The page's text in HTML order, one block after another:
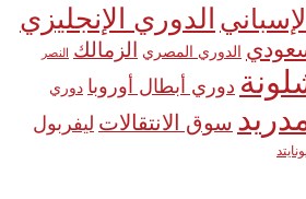
الدوري الإنجليزي
الدوري المصري الزمالك النصر
دوري أبطال أوروبا دوري
سوق الانتقالات ليفربول